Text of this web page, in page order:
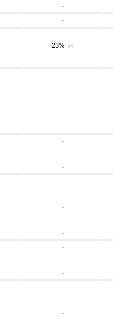
-
-
23% x4
-
-
-
-
-
-
-
-
-
-
-
-
-